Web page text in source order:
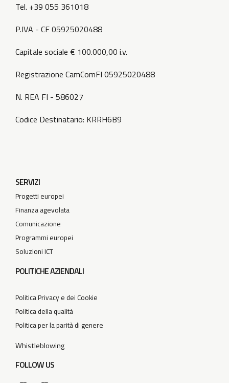
Tel. +39 055 361018
P.IVA - CF 05925020488
Capitale sociale € 100.000,00 i.v.
Registrazione CamComFI 05925020488
N. REA FI - 586027
Codice Destinatario: KRRH6B9
SERVIZI
Progetti europei
Finanza agevolata
Comunicazione
Programmi europei
Soluzioni ICT
POLITICHE AZIENDALI
Politica Privacy e dei Cookie
Politica della qualità
Politica per la parità di genere
Whistleblowing
FOLLOW US